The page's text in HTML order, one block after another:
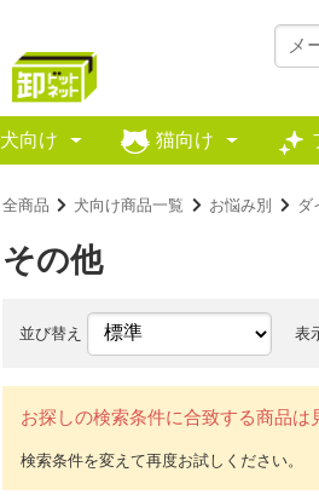
犬向け 猫向け
全商品 犬向け商品一覧 お悩み別 ダ
その他
並び替え 表
お探しの検索条件に合致する商品は